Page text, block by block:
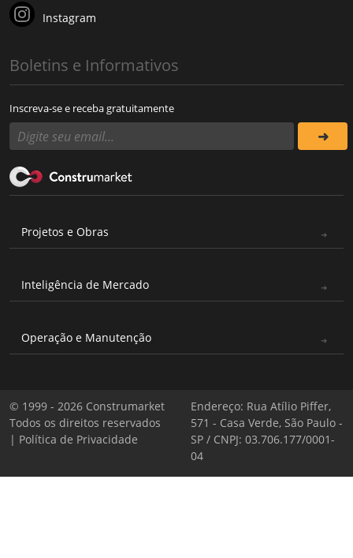
Instagram
Boletins e Informativos
Inscreva-se e receba gratuitamente
Projetos e Obras
Inteligência de Mercado
Operação e Manutenção
© 1999 - 2026 Construmarket
Todos os direitos reservados
| Política de Privacidade
Endereço: Rua Atílio Piffer,
571 - Casa Verde, São Paulo -
SP / CNPJ: 03.706.177/0001-
04